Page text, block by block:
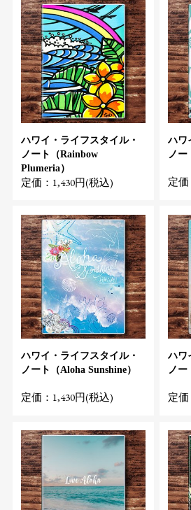
ハワイ・ライフスタイル・
ノート（Rainbow
Plumeria）
定価：1,430円(税込)
ハワ
ノー
定価
ハワイ・ライフスタイル・
ノート（Aloha Sunshine）
定価：1,430円(税込)
ハワ
ノー
定価